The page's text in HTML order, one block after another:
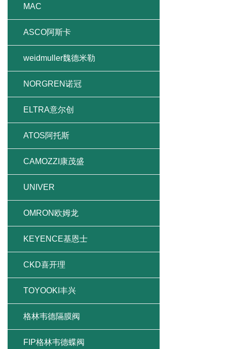
MAC
ASCO阿斯卡
weidmuller魏德米勒
NORGREN诺冠
ELTRA意尔创
ATOS阿托斯
CAMOZZI康茂盛
UNIVER
OMRON欧姆龙
KEYENCE基恩士
CKD喜开理
TOYOOKI丰兴
格林韦德隔膜阀
FIP格林韦德蝶阀